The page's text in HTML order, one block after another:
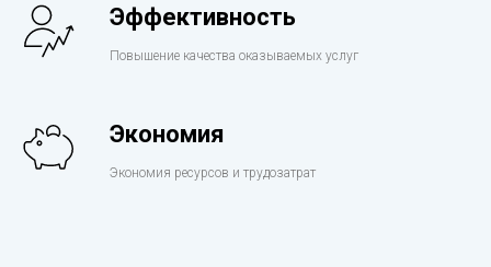
Эффективность
Повышение качества оказываемых услуг
Экономия
Экономия ресурсов и трудозатрат